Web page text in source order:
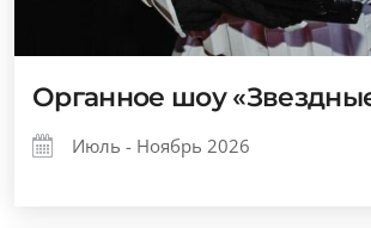
Органное шоу
Июль - Ноябрь 2026